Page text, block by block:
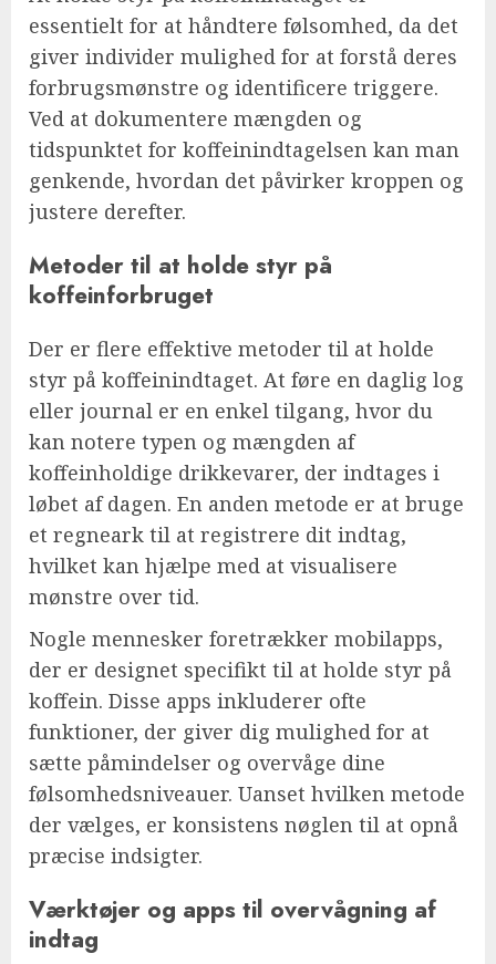
essentielt for at håndtere følsomhed, da det
giver individer mulighed for at forstå deres
forbrugsmønstre og identificere triggere.
Ved at dokumentere mængden og
tidspunktet for koffeinindtagelsen kan man
genkende, hvordan det påvirker kroppen og
justere derefter.
Metoder til at holde styr på
koffeinforbruget
Der er flere effektive metoder til at holde
styr på koffeinindtaget. At føre en daglig log
eller journal er en enkel tilgang, hvor du
kan notere typen og mængden af
koffeinholdige drikkevarer, der indtages i
løbet af dagen. En anden metode er at bruge
et regneark til at registrere dit indtag,
hvilket kan hjælpe med at visualisere
mønstre over tid.
Nogle mennesker foretrækker mobilapps,
der er designet specifikt til at holde styr på
koffein. Disse apps inkluderer ofte
funktioner, der giver dig mulighed for at
sætte påmindelser og overvåge dine
følsomhedsniveauer. Uanset hvilken metode
der vælges, er konsistens nøglen til at opnå
præcise indsigter.
Værktøjer og apps til overvågning af
indtag